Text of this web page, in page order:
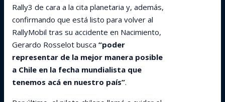
Rally3 de cara a la cita planetaria y, además,
confirmando que está listo para volver al
RallyMobil tras su accidente en Nacimiento,
Gerardo Rosselot busca “poder
representar de la mejor manera posible
a Chile en la fecha mundialista que
tenemos acá en nuestro país”.